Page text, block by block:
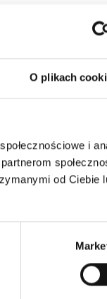
O plikach
i
od Ciebie